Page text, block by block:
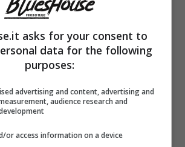
dei Blues Brothers
asks for your consent to
data for the following
purposes:
advertising and content, advertising and
audience research and
or access information on a device